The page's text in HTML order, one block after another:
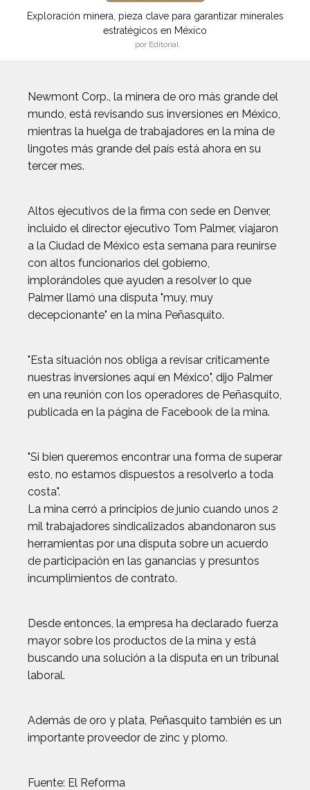
Exploración minera, pieza clave para garantizar minerales
estratégicos en México
por Editorial
Newmont Corp., la minera de oro más grande del
mundo, está revisando sus inversiones en México,
mientras la huelga de trabajadores en la mina de
lingotes más grande del país está ahora en su
tercer mes.
Altos ejecutivos de la firma con sede en Denver,
incluido el director ejecutivo Tom Palmer, viajaron
a la Ciudad de México esta semana para reunirse
con altos funcionarios del gobierno,
implorándoles que ayuden a resolver lo que
Palmer llamó una disputa "muy, muy
decepcionante" en la mina Peñasquito.
"Esta situación nos obliga a revisar críticamente
nuestras inversiones aquí en México", dijo Palmer
en una reunión con los operadores de Peñasquito,
publicada en la página de Facebook de la mina.
"Si bien queremos encontrar una forma de superar
esto, no estamos dispuestos a resolverlo a toda
costa".
La mina cerró a principios de junio cuando unos 2
mil trabajadores sindicalizados abandonaron sus
herramientas por una disputa sobre un acuerdo
de participación en las ganancias y presuntos
incumplimientos de contrato.
Desde entonces, la empresa ha declarado fuerza
mayor sobre los productos de la mina y está
buscando una solución a la disputa en un tribunal
laboral.
Además de oro y plata, Peñasquito también es un
importante proveedor de zinc y plomo.
Fuente: El Reforma